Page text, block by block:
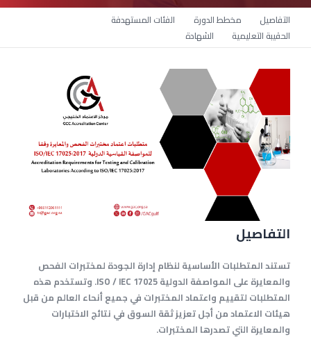
التفاصيل مخطط الدورة
الفئات المستهدفة
الحقيبة التعليمية
الشهادة
التفاصيل
تستند المتطلبات الأساسية لنظام إدارة الجودة لمختبرات الفحص
والمعايرة على المواصفة الدوليةISO / IEC 17025. وتستخدم هذه
المتطلبات لتقييم واعتماد المختبرات في جميع أنحاء العالم من قبل
هيئات الاعتماد من أجل تعزيز ثقة السوق في نتائج الاختبارات
والمعايرة التي تصدرها المختبرات.